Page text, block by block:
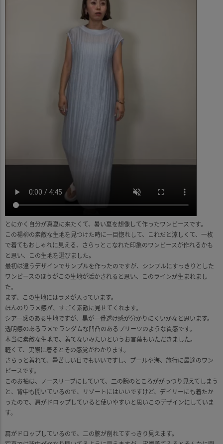
とにかく自分が真夏に来たくて、暑い夏を想像して作ったワンピースです。
この楊柳の素敵な生地を見つけた時に一目惚れして、これだと涼しくて、一枚
で着てもおしゃれに見える、さらっとこなれた印象のワンピースが作れるかも
と思い、この生地を選びました。
最初は違うデザインでサンプルを作ったのですが、シンプルにすっきりとした
ワンピースのほうがこの生地が活かされると思い、このラインが生まれまし
た。
まず、この生地にはラメが入っています。
ほんのりラメ感が、すごく素敵に見せてくれます。
シアー感のある生地ですが、黒が一番透け感が分かりにくいかなと思います。
透明感のあるラメでランダムな凹凸のあるプリーツのような質感です。
本当に素敵な生地で、着てないみたいというお言葉もいただきました。
軽くて、実際に着るとその感覚がわかります。
さらっと着れて、暑苦しい日でもいいですし、プールや海、旅行に最適のワン
ピースです。
このお袖は、ノースリーブにしていて、二の腕のところががっつり見えてしまう
と、背中も開いているので、リゾートにはいいですけど、デイリーにも着たか
ったので、肩がドロップしていると使いやすいと思いこのデザインにしていま
す。
肩がドロップしているので、二の腕が削れてすっきり見えます。